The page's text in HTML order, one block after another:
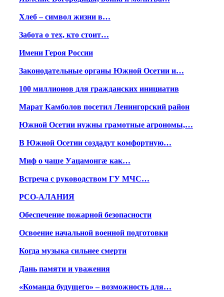
Хлеб – символ жизни в…
Забота о тех, кто стоит…
Имени Героя России
Законодательные органы Южной Осетии и…
100 миллионов для гражданских инициатив
Марат Камболов посетил Ленингорский район
Южной Осетии нужны грамотные агрономы,…
В Южной Осетии создадут комфортную…
Миф о чаше Уацамонгæ как…
Встреча с руководством ГУ МЧС…
РСО-АЛАНИЯ
Обеспечение пожарной безопасности
Освоение начальной военной подготовки
Когда музыка сильнее смерти
Дань памяти и уважения
«Команда будущего» – возможность для…